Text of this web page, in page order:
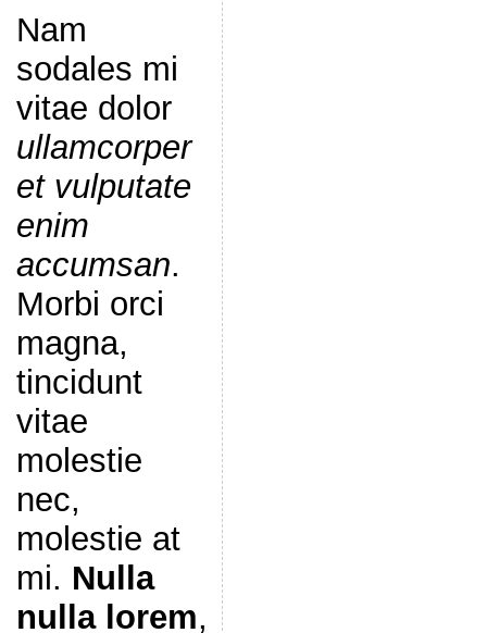
Nam
sodales mi
vitae dolor
ullamcorper
et vulputate
enim
accumsan.
Morbi orci
magna,
tincidunt
vitae
molestie
nec,
molestie at
mi. Nulla
nulla lorem,